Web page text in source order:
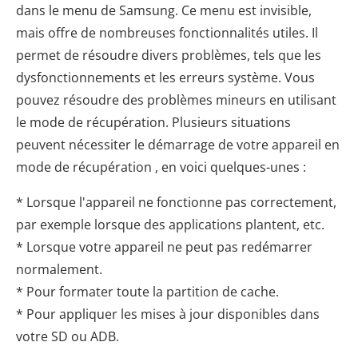
dans le menu de Samsung. Ce menu est invisible,
mais offre de nombreuses fonctionnalités utiles. Il
permet de résoudre divers problèmes, tels que les
dysfonctionnements et les erreurs système. Vous
pouvez résoudre des problèmes mineurs en utilisant
le mode de récupération. Plusieurs situations
peuvent nécessiter le démarrage de votre appareil en
mode de récupération , en voici quelques-unes :
* Lorsque l'appareil ne fonctionne pas correctement,
par exemple lorsque des applications plantent, etc.
* Lorsque votre appareil ne peut pas redémarrer
normalement.
* Pour formater toute la partition de cache.
* Pour appliquer les mises à jour disponibles dans
votre SD ou ADB.